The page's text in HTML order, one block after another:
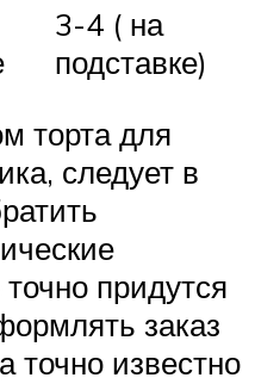
3-4 ( на
подставке)
торта для
следует в
придутся
заказ
точно известно